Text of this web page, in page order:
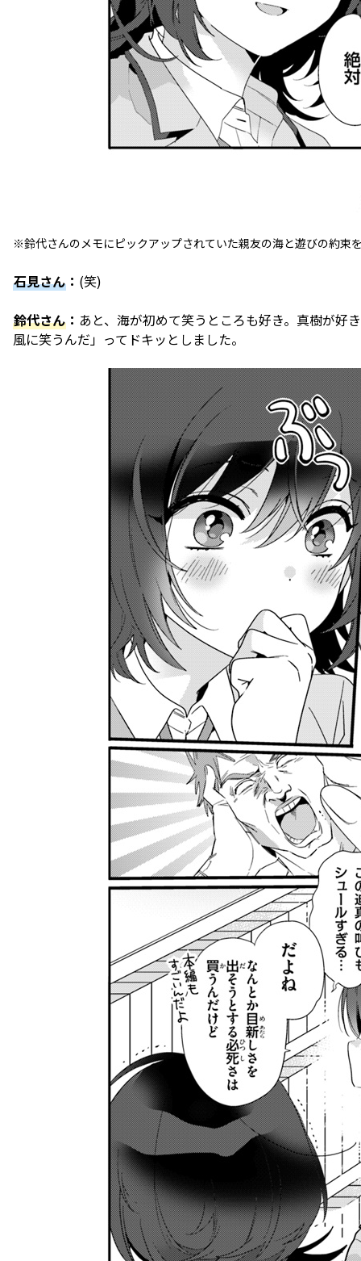
※鈴代さんのメモにピックアップされていた親友の海と遊びの約束
石見さん ： (笑)
鈴代さん ： あと、海が初めて笑うところも好き。真樹が好
風に笑うんだ」ってドキッとしました。